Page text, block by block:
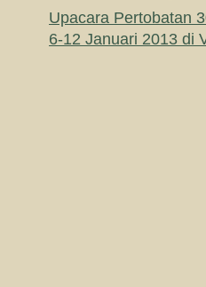
Upacara Pertobatan
6-12 Januari 2013 di